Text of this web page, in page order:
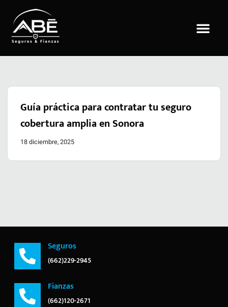
Saltar
al
Guía práctica para contratar tu seguro
cobertura amplia en Sonora
18 diciembre, 2025
Seguros
(662)229-2945
Fianzas
(662)120-2671